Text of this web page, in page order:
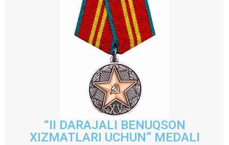
“II DARAJALI BENUQSON
XIZMATLARI UCHUN” MEDALI